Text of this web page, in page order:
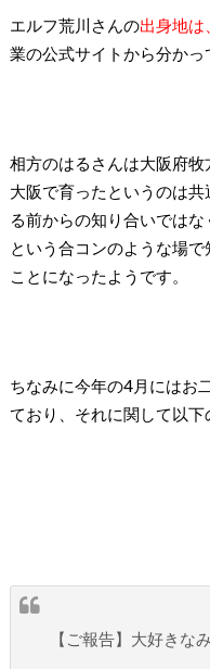
エルフ荒川さんの出身地は
業の公式サイトから分かっ
相方のはるさんは大阪府
大阪で育ったというのは
る前からの知り合いではな
という合コンのような場
ことになったようです。
ちなみに今年の4月にはお
ており、それに関して以下
【ご報告】大好きな